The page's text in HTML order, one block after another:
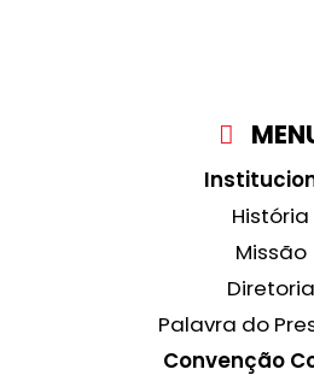
História
Missão
Diretoria
Palavra do
Convenção